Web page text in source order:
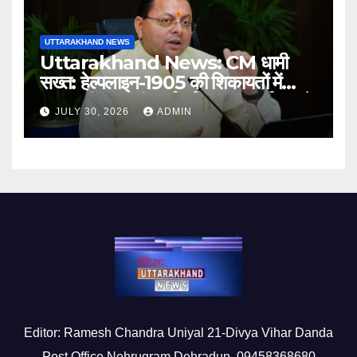
UTTARAKHAND NEWS
Uttarakhand News: CM धामी
सख्त: हेल्पलाइन-1905 की शिकायतों में
लापरवाही पर होगी कार्रवाई, शून्य प्रदर्शन वाले
अधिकारियों को नोटिस…
JULY 30, 2026 ADMIN
Editor: Ramesh Chandra Uniyal 21-Divya Vihar Danda